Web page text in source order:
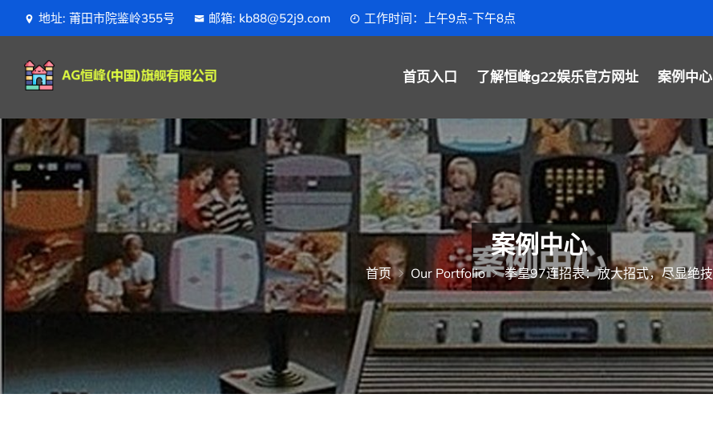
地址: 莆田市院鉴岭355号 邮箱: kb88@52j9.com 工作时间：上午9点-下午8点
首页入口 了解恒峰g22娱乐官方网址 案例中心
案例中心
首页 Our Portfolio 拳皇97连招表：放大招式，尽显绝技